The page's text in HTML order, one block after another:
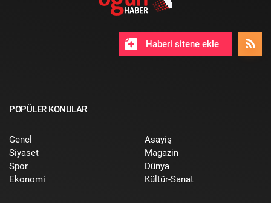
Haberi sitene ekle
POPÜLER KONULAR
Genel
Siyaset
Spor
Ekonomi
Asayiş
Magazin
Dünya
Kültür-Sanat